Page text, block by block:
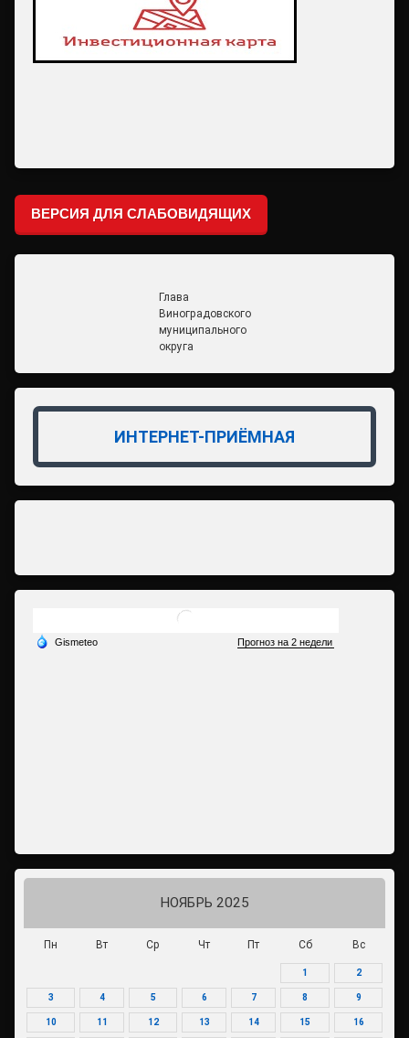
ВЕРСИЯ ДЛЯ СЛАБОВИДЯЩИХ
Глава
Виноградовского
муниципального
округа
ИНТЕРНЕТ-ПРИЁМНАЯ
НОЯБРЬ 2025
Пн Вт Ср Чт Пт Сб Вс
1 2
3 4 5 6 7 8 9
10 11 12 13 14 15 16